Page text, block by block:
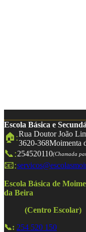
Escola Básica e
🏠:Rua Doutor João
3620-368Moimenta
📞:254520110(Chamada
📧:
Escola Básica de
da Beira
(Centro Escolar)
📞: 254 520 150